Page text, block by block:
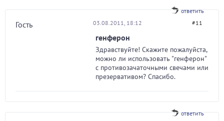
ответить
Гость 03.08.2011, 18:12 #11
генферон
Здравствуйте! Скажите пожалуйста,
можно ли использовать "генферон"
с противозачаточными свечами или
презервативом? Спасибо.
ответить